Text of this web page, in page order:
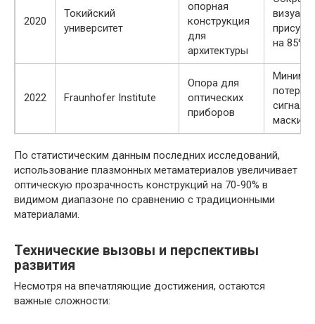
2020
Токийский
университет
опорная
конструкция
для
архитектуры
на 85%
2022 Fraunhofer Institute
Опора для
оптических
приборов
потерь
сигнала
По статистическим данным последних исследований,
использование плазмонных метаматериалов увеличивает
оптическую прозрачность конструкций на 70-90% в
видимом диапазоне по сравнению с традиционными
материалами.
Технические вызовы и перспективы
развития
Несмотря на впечатляющие достижения, остаются
важные сложности: